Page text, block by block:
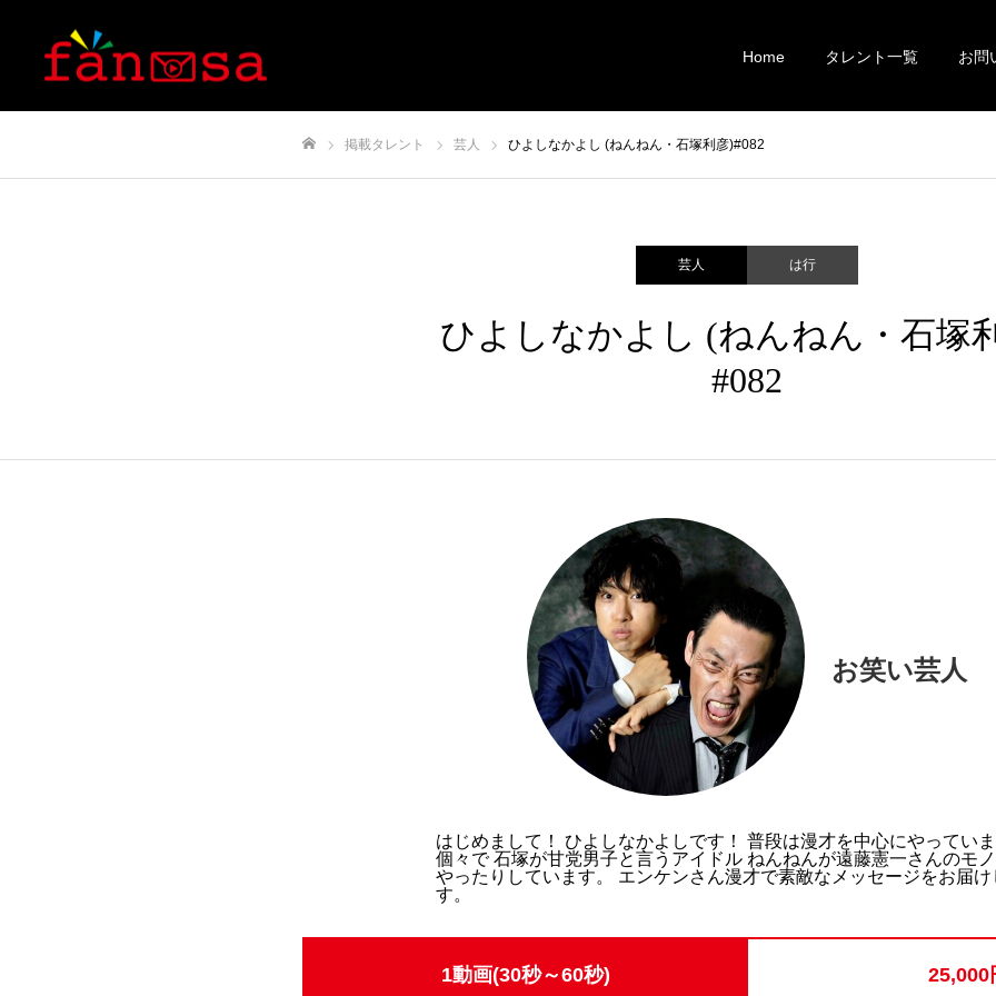
Home タレント一覧 お問
掲載タレント 芸人 ひよしなかよし (ねんねん・石塚利彦)#082
芸人 は行
ひよしなかよし (ねんねん・石塚
#082
お笑い芸人
はじめまして！ ひよしなかよしです！ 普段は漫才を中心にやっていま
個々で 石塚が甘党男子と言うアイドル ねんねんが遠藤憲一さんのモ
やったりしています。 エンケンさん漫才で素敵なメッセージをお届け
す。
1動画(30秒～60秒) 25,000